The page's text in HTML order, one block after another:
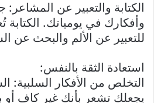
الكتابة والتعبير عن
وأفكارك في يومياتك. الكتابة
للتعبير عن الألم والبحث عن
استعادة الثقة بالنفس:
التخلص من الأفكار
يجعلك تشعر بأنك غير كافٍ أو